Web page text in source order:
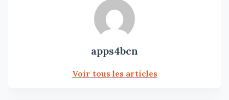
apps4bcn
Voir tous les articles